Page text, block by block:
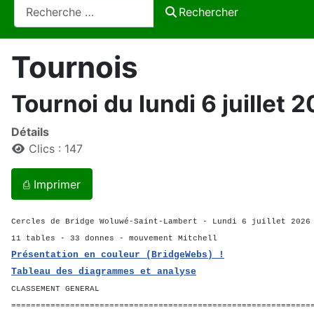
Rechercher
Tournois
Tournoi du lundi 6 juillet
Détails
Clics : 147
⎙ Imprimer
Cercles de Bridge Woluwé-Saint-Lambert - Lundi 6 juillet 2026
11 tables - 33 donnes - mouvement Mitchell
Présentation en couleur (BridgeWebs) !
Tableau des diagrammes et analyse
CLASSEMENT GENERAL